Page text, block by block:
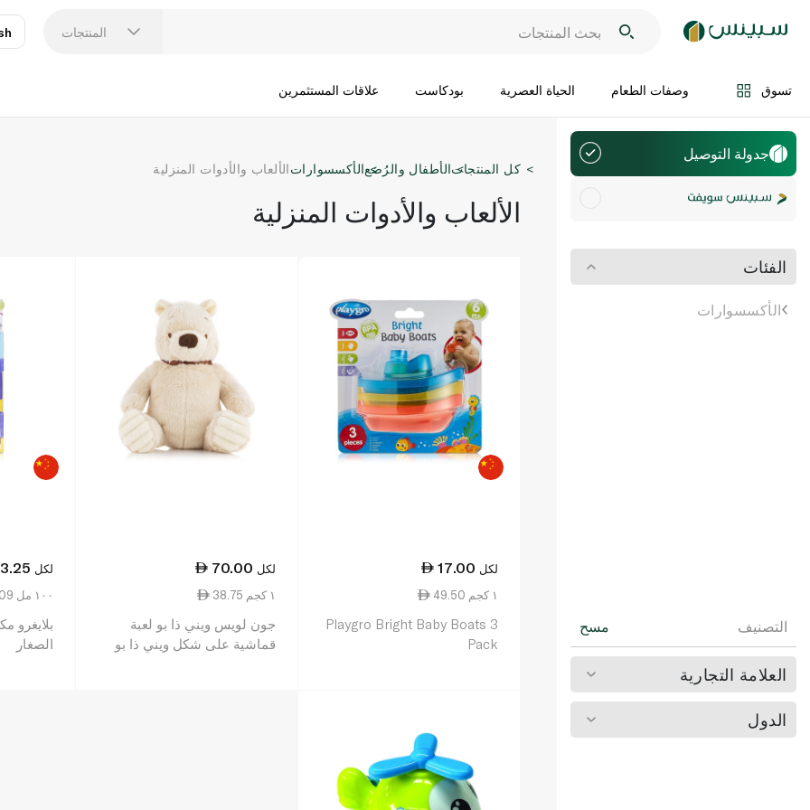
المنتجات
تسوق وصفات الطعام الحياة العصرية بودكاست علاقات المستثمرين
جدولة التوصيل
الفئات
الأكسسوارات
التصنيف مسح
العلامة التجارية
الدول
كل المنتجاتالأطفال والرُضعالأكسسواراتالألعاب والأدوات المنزلية
الألعاب والأدوات المنزلية
17.00 لكل
49.50 ١ كجم
Playgro Bright Baby Boats 3
Pack
70.00 لكل
38.75 ١ كجم
جون لويس ويني ذا بو لعبة
قماشية على شكل ويني ذا بو
لكل
9.09 ١٠٠ مل
بلايغرو
الصغار